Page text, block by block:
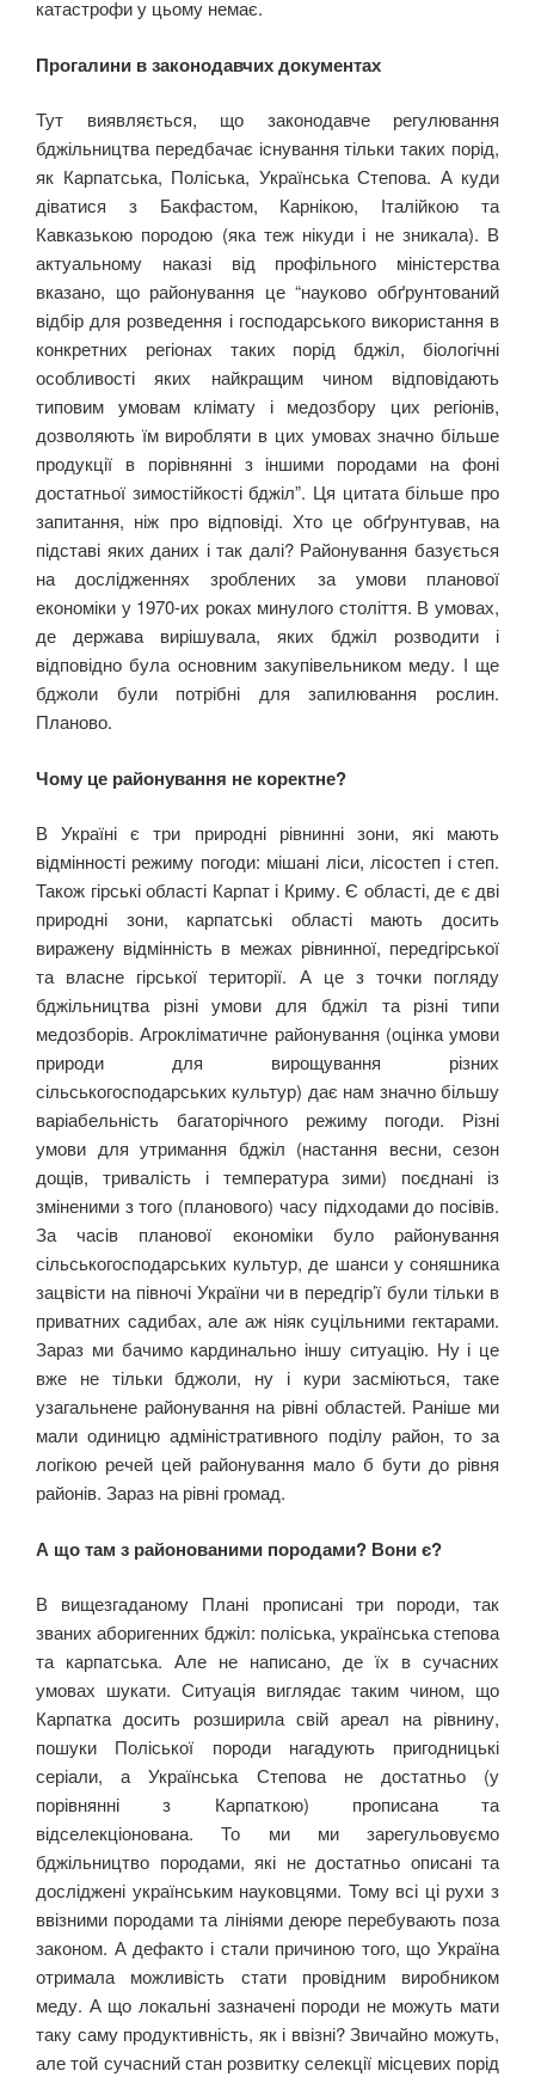
катастрофи у цьому немає.
Прогалини в законодавчих документах
Тут виявляється, що законодавче регулювання
бджільництва передбачає існування тільки таких порід,
як Карпатська, Поліська, Українська Степова. А куди
діватися з Бакфастом, Карнікою, Італійкою та
Кавказькою породою (яка теж нікуди і не зникала). В
актуальному наказі від профільного міністерства
вказано, що районування це “науково обґрунтований
відбір для розведення і господарського використання в
конкретних регіонах таких порід бджіл, біологічні
особливості яких найкращим чином відповідають
типовим умовам клімату і медозбору цих регіонів,
дозволяють їм виробляти в цих умовах значно більше
продукції в порівнянні з іншими породами на фоні
достатньої зимостійкості бджіл”. Ця цитата більше про
запитання, ніж про відповіді. Хто це обґрунтував, на
підставі яких даних і так далі? Районування базується
на дослідженнях зроблених за умови планової
економіки у 1970-их роках минулого століття. В умовах,
де держава вирішувала, яких бджіл розводити і
відповідно була основним закупівельником меду. І ще
бджоли були потрібні для запилювання рослин.
Планово.
Чому це районування не коректне?
В Україні є три природні рівнинні зони, які мають
відмінності режиму погоди: мішані ліси, лісостеп і степ.
Також гірські області Карпат і Криму. Є області, де є дві
природні зони, карпатські області мають досить
виражену відмінність в межах рівнинної, передгірської
та власне гірської території. А це з точки погляду
бджільництва різні умови для бджіл та різні типи
медозборів. Агрокліматичне районування (оцінка умови
природи для вирощування різних
сільськогосподарських культур) дає нам значно більшу
варіабельність багаторічного режиму погоди. Різні
умови для утримання бджіл (настання весни, сезон
дощів, тривалість і температура зими) поєднані із
зміненими з того (планового) часу підходами до посівів.
За часів планової економіки було районування
сільськогосподарських культур, де шанси у соняшника
зацвісти на півночі України чи в передгір’ї були тільки в
приватних садибах, але аж ніяк суцільними гектарами.
Зараз ми бачимо кардинально іншу ситуацію. Ну і це
вже не тільки бджоли, ну і кури засміються, таке
узагальнене районування на рівні областей. Раніше ми
мали одиницю адміністративного поділу район, то за
логікою речей цей районування мало б бути до рівня
районів. Зараз на рівні громад.
А що там з районованими породами? Вони є?
В вищезгаданому Плані прописані три породи, так
званих аборигенних бджіл: поліська, українська степова
та карпатська. Але не написано, де їх в сучасних
умовах шукати. Ситуація виглядає таким чином, що
Карпатка досить розширила свій ареал на рівнину,
пошуки Поліської породи нагадують пригодницькі
серіали, а Українська Степова не достатньо (у
порівнянні з Карпаткою) прописана та
відселекціонована. То ми ми зарегульовуємо
бджільництво породами, які не достатньо описані та
досліджені українським науковцями. Тому всі ці рухи з
ввізними породами та лініями деюре перебувають поза
законом. А дефакто і стали причиною того, що Україна
отримала можливість стати провідним виробником
меду. А що локальні зазначені породи не можуть мати
таку саму продуктивність, як і ввізні? Звичайно можуть,
але той сучасний стан розвитку селекції місцевих порід